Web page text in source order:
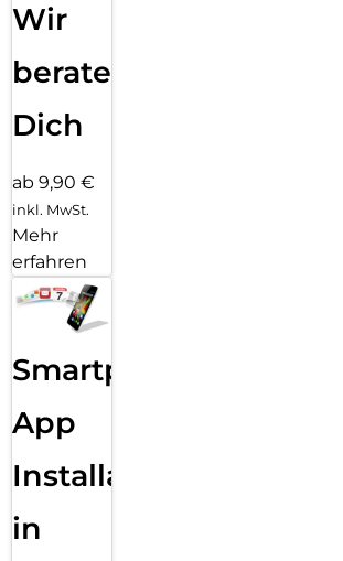
Wir
beraten
Dich
ab 9,90 €
inkl. MwSt.
Mehr
erfahren
Smartphone
App
Installation
in